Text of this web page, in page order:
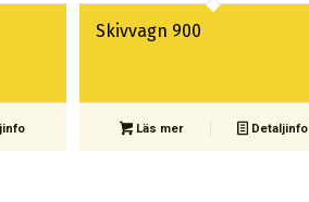
Skivvagn 900
Läs mer Detaljinfo